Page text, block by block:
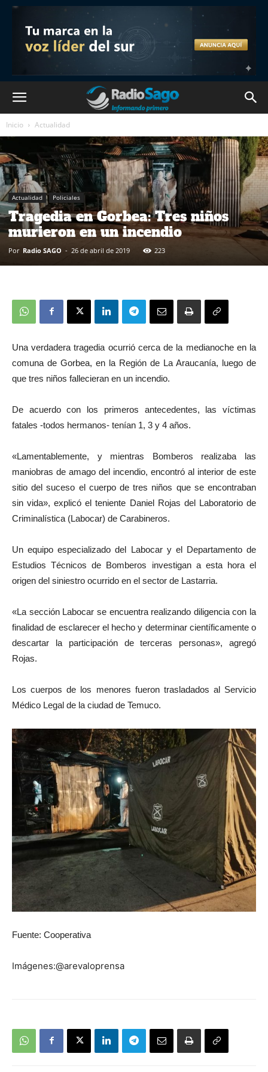
Inicio Actualidad
Actualidad Policiales
Tragedia en Gorbea: Tres niños
murieron en un incendio
Por Radio SAGO - 26 de abril de 2019 223
Una verdadera tragedia ocurrió cerca de la medianoche en la
comuna de Gorbea, en la Región de La Araucanía, luego de
que tres niños fallecieran en un incendio.
De acuerdo con los primeros antecedentes, las víctimas
fatales -todos hermanos- tenían 1, 3 y 4 años.
«Lamentablemente, y mientras Bomberos realizaba las
maniobras de amago del incendio, encontró al interior de este
sitio del suceso el cuerpo de tres niños que se encontraban
sin vida», explicó el teniente Daniel Rojas del Laboratorio de
Criminalística (Labocar) de Carabineros.
Un equipo especializado del Labocar y el Departamento de
Estudios Técnicos de Bomberos investigan a esta hora el
origen del siniestro ocurrido en el sector de Lastarria.
«La sección Labocar se encuentra realizando diligencia con la
finalidad de esclarecer el hecho y determinar científicamente o
descartar la participación de terceras personas», agregó
Rojas.
Los cuerpos de los menores fueron trasladados al Servicio
Médico Legal de la ciudad de Temuco.
Fuente: Cooperativa
Imágenes:@arevaloprensa